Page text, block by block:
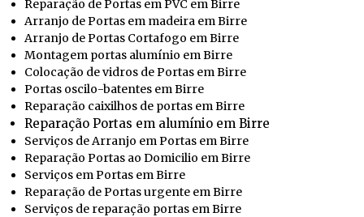
Reparação de Portas em PVC em Birre
Arranjo de Portas em madeira em Birre
Arranjo de Portas Cortafogo em Birre
Montagem portas alumínio em Birre
Colocação de vidros de Portas em Birre
Portas oscilo-batentes em Birre
Reparação caixilhos de portas em Birre
Reparação Portas em alumínio em Birre
Serviços de Arranjo em Portas em Birre
Reparação Portas ao Domicilio em Birre
Serviços em Portas em Birre
Reparação de Portas urgente em Birre
Serviços de reparação portas em Birre